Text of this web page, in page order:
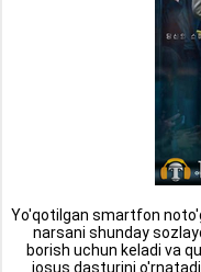
Yo'qotilgan smartfon
narsani shunday
borish uchun keladi va
josus dasturini